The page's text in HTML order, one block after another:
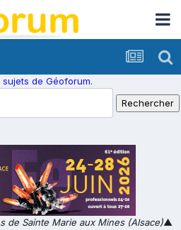
de Géoforum.
de Sainte Marie aux Mines (Alsace)▲